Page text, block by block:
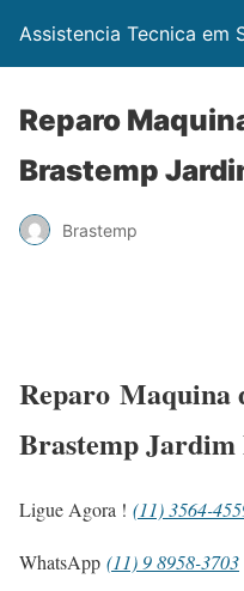
Assistencia Tecnica em
Reparo
Brastemp
Brastemp
Reparo Maquina
Brastemp
Ligue Agora ! (11) 3564-
WhatsApp (11) 9 8958-3703